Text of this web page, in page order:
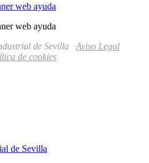
de Sevilla Aviso Legal
de cookies